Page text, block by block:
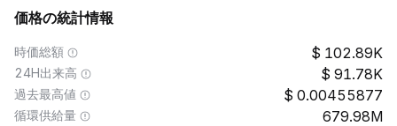
価格の統計情報
時価総額 102.89K
24H出来高 91.78K
過去最高値 0.00455877
循環供給量 679.98M